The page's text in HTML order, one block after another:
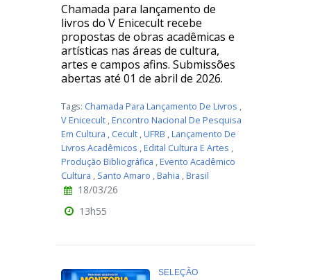
Chamada para lançamento de
livros do V Enicecult recebe
propostas de obras acadêmicas e
artísticas nas áreas de cultura,
artes e campos afins. Submissões
abertas até 01 de abril de 2026.
Tags: Chamada Para Lançamento De Livros ,
V Enicecult ,Encontro Nacional De Pesquisa
Em Cultura , Cecult ,UFRB ,Lançamento De
Livros Acadêmicos ,Edital Cultura E Artes ,
Produção Bibliográfica ,Evento Acadêmico
Cultura , Santo Amaro ,Bahia ,Brasil
18/03/26
13h55
SELEÇÃO